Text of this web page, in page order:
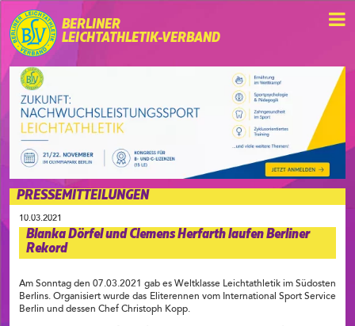
BERLINER
LEICHTATHLETIK-VERBAND
PRESSEMITTEILUNGEN
10.03.2021
Blanka Dörfel und Clemens Herfarth laufen Berliner
Rekord
Am Sonntag den 07.03.2021 gab es Weltklasse Leichtathletik im Südosten
Berlins. Organisiert wurde das Eliterennen vom International Sport Service
Berlin und dessen Chef Christoph Kopp.